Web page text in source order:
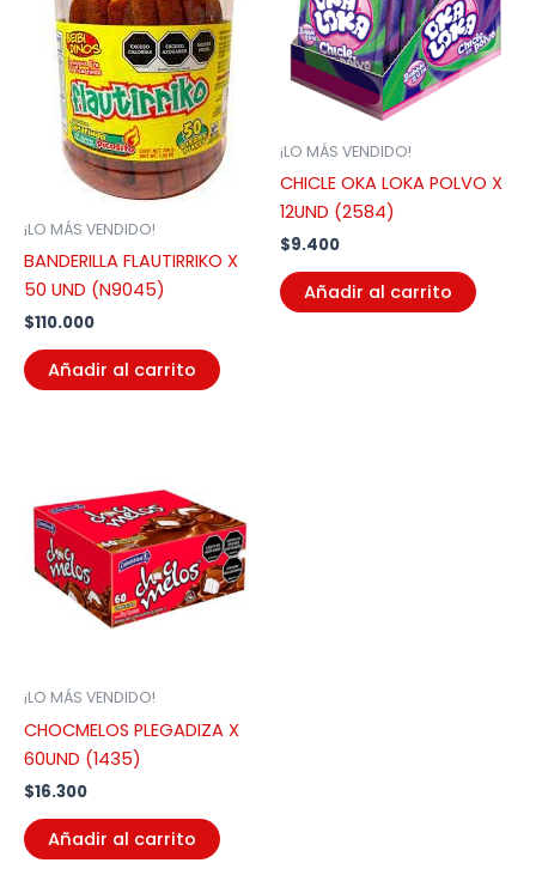
¡LO MÁS VENDIDO!
BANDERILLA FLAUTIRRIKO X
50 UND (N9045)
$110.000
Añadir al carrito
¡LO MÁS VENDIDO!
CHICLE OKA LOKA POLVO X
12UND (2584)
$9.400
Añadir al carrito
¡LO MÁS VENDIDO!
CHOCMELOS PLEGADIZA X
60UND (1435)
$16.300
Añadir al carrito